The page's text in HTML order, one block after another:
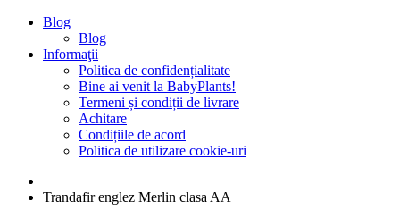
Blog
Blog
Informaţii
Politica de confidențialitate
Bine ai venit la BabyPlants!
Termeni și condiții de livrare
Achitare
Condițiile de acord
Politica de utilizare cookie-uri
Trandafir englez Merlin clasa AA